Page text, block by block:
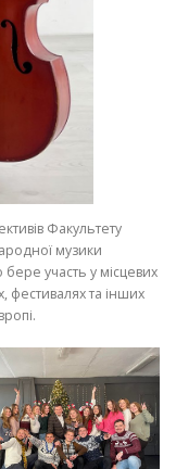
Факультету
музики
бере участь у місцевих
фестивалях та інших